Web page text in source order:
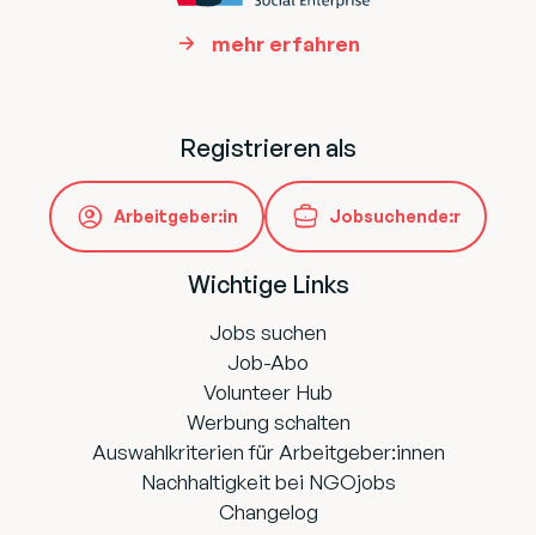
mehr erfahren
Registrieren als
Arbeitgeber:in Jobsuchende:r
Wichtige Links
Jobs suchen
Job-Abo
Volunteer Hub
Werbung schalten
Auswahlkriterien für Arbeitgeber:innen
Nachhaltigkeit bei NGOjobs
Changelog